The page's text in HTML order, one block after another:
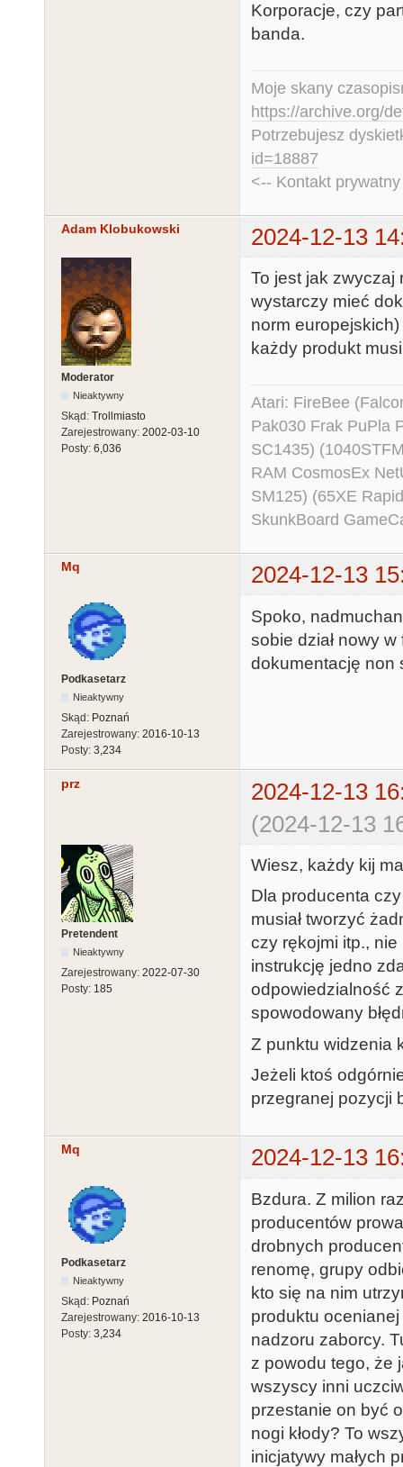
Korporacje, czy
banda.
Moje skany
https://archive.org/
Potrzebujesz
id=18887
<-- Kontakt
Adam Klobukowski 2024-12-13
Moderator
Nieaktywny
Skąd: Trollmiasto
Zarejestrowany: 2002-03-10
Posty: 6,036
To jest jak zwyczaj
wystarczy mieć
norm
każdy produkt
Atari: FireBee
Pak030 Frak PuPla
SC1435)
RAM CosmosEx
SM125) (65XE
SkunkBoard
Mq 2024-12-13
Podkasetarz
Nieaktywny
Skąd: Poznań
Zarejestrowany: 2016-10-13
Posty: 3,234
Spoko,
sobie dział nowy
dokumentację non
prz
2024-12-13
(2024-12-13
Pretendent
Nieaktywny
Zarejestrowany: 2022-07-30
Posty: 185
Wiesz, każdy kij
Dla producenta
musiał tworzyć
czy rękojmi itp.,
instrukcję jedno
odpowiedzialność
spowodowany
Z punktu widzenia
Jeżeli ktoś
przegranej pozycji
Mq 2024-12-13
Podkasetarz
Nieaktywny
Skąd: Poznań
Zarejestrowany: 2016-10-13
Posty: 3,234
Bzdura. Z milion
producentów
drobnych
renomę, grupy
kto się na nim
produktu
nadzoru zaborcy.
z powodu tego, że
wszyscy inni
przestanie on być
nogi kłody? To
inicjatywy małych